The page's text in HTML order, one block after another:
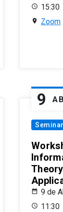
15:30
Zoom
9
9 de
11:30